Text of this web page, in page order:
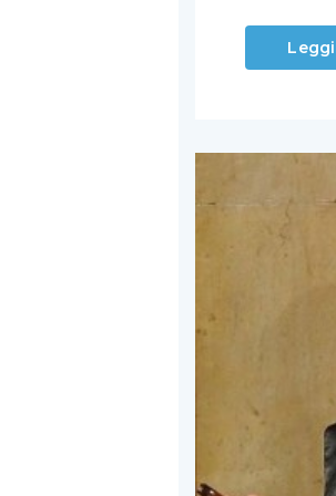
Leggi